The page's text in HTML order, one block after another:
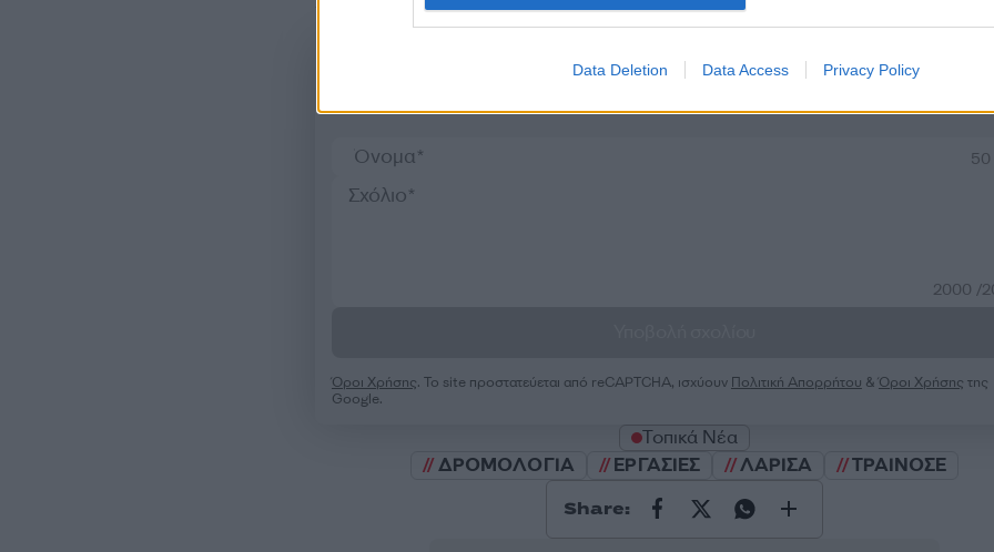
Data Deletion Data Access Privacy Policy
2000 /
Όροι Χρήσης. Το site προστατεύεται από reCAPTCHA, ισχύουν Πολιτική Απορρήτου &Όροι Χρήσης της
Google.
Τοπικά Νέα
ΔΡΟΜΟΛΟΓΙΑ
ΕΡΓΑΣΙΕΣ ΛΑΡΙΣΑ ΤΡΑΙΝΟΣΕ
Share: